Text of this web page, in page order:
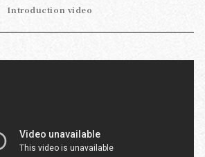
Introduction video